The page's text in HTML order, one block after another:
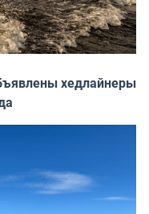
хедлайнеры